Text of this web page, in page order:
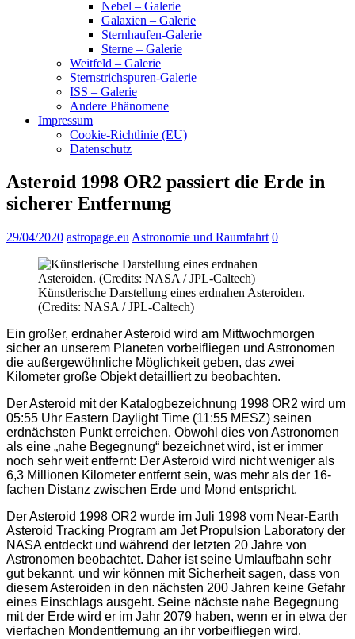
Nebel – Galerie
Galaxien – Galerie
Sternhaufen-Galerie
Sterne – Galerie
Weitfeld – Galerie
Sternstrichspuren-Galerie
ISS – Galerie
Andere Phänomene
Impressum
Cookie-Richtlinie (EU)
Datenschutz
Asteroid 1998 OR2 passiert die Erde in
sicherer Entfernung
29/04/2020 astropage.eu Astronomie und Raumfahrt 0
Künstlerische Darstellung eines erdnahen Asteroiden.
(Credits: NASA / JPL-Caltech)
Ein großer, erdnaher Asteroid wird am Mittwochmorgen
sicher an unserem Planeten vorbeifliegen und Astronomen
die außergewöhnliche Möglichkeit geben, das zwei
Kilometer große Objekt detailliert zu beobachten.
Der Asteroid mit der Katalogbezeichnung 1998 OR2 wird um
05:55 Uhr Eastern Daylight Time (11:55 MESZ) seinen
erdnächsten Punkt erreichen. Obwohl dies von Astronomen
als eine „nahe Begegnung“ bezeichnet wird, ist er immer
noch sehr weit entfernt: Der Asteroid wird nicht weniger als
6,3 Millionen Kilometer entfernt sein, was mehr als der 16-
fachen Distanz zwischen Erde und Mond entspricht.
Der Asteroid 1998 OR2 wurde im Juli 1998 vom Near-Earth
Asteroid Tracking Program am Jet Propulsion Laboratory der
NASA entdeckt und während der letzten 20 Jahre von
Astronomen beobachtet. Daher ist seine Umlaufbahn sehr
gut bekannt, und wir können mit Sicherheit sagen, dass von
diesem Asteroiden in den nächsten 200 Jahren keine Gefahr
eines Einschlags ausgeht. Seine nächste nahe Begegnung
mit der Erde wird er im Jahr 2079 haben, wenn er in etwa der
vierfachen Mondentfernung an ihr vorbeifliegen wird.